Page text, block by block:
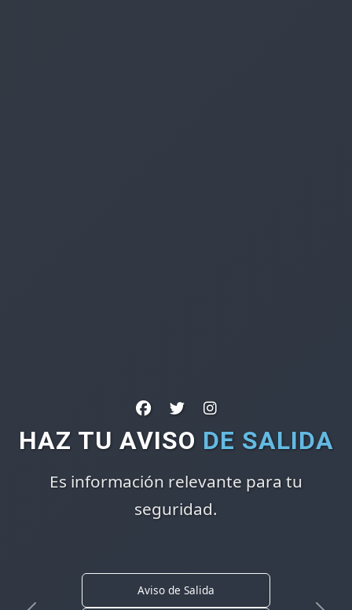
HAZ TU AVISO DE SALIDA
Es información relevante para tu
seguridad.
Aviso de Salida